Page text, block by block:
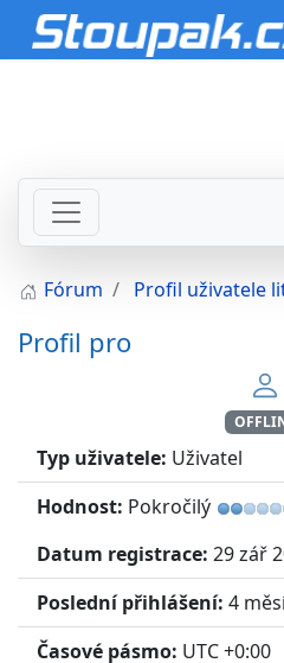
Fórum Profil uživatele
Profil pro
Typ uživatele: Uživatel
Hodnost: Pokročilý
Datum registrace: 29 zář
Poslední přihlášení: 4
Časové pásmo: UTC +0:00